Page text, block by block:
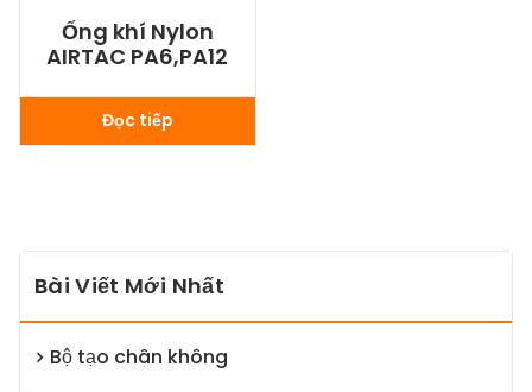
Ống khí Nylon
AIRTAC PA6,PA12
Đọc tiếp
Bài Viết Mới Nhất
Bộ tạo chân không